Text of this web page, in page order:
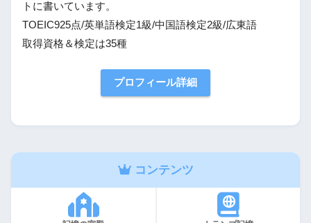
トに書いています。
TOEIC925点/英単語検定1級/中国語検定2級/広東語
取得資格＆検定は35種
プロフィール詳細
コンテンツ